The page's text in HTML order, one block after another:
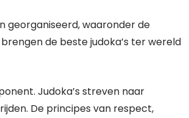
georganiseerd, waaronder de
de beste judoka’s ter wereld
Judoka’s streven naar
De principes van respect,